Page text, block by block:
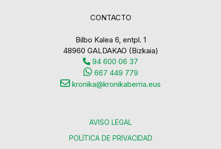
CONTACTO
Bilbo Kalea 6, entpl. 1
48960 GALDAKAO (Bizkaia)
94 600 06 37
667 449 779
kronika@kronikaberria.eus
AVISO LEGAL
POLÍTICA DE PRIVACIDAD